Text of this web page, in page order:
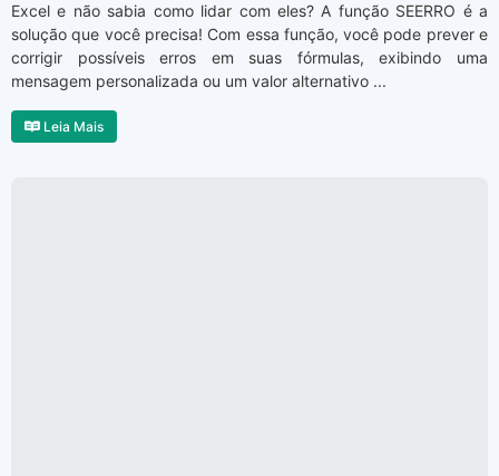
Excel e não sabia como lidar com eles? A função SEERRO é a
solução que você precisa! Com essa função, você pode prever e
corrigir possíveis erros em suas fórmulas, exibindo uma
mensagem personalizada ou um valor alternativo ...
Leia Mais